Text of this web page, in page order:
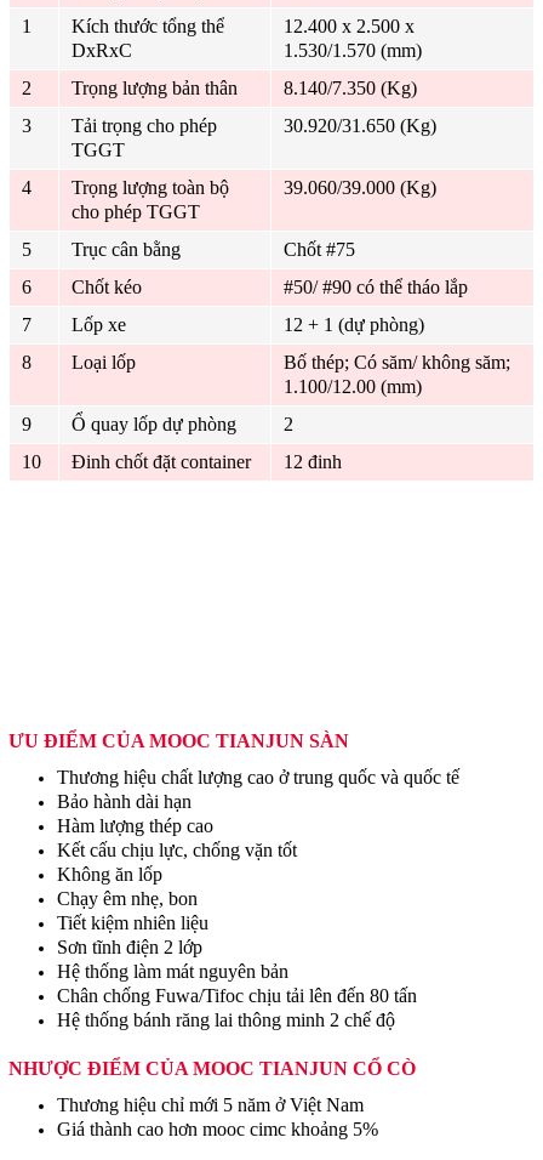
1
Kích thước tổng thể
DxRxC
12.400 x 2.500 x
1.530/1.570 (mm)
2
Trọng lượng bản thân
8.140/7.350 (Kg)
3
Tải trọng cho phép
TGGT
30.920/31.650 (Kg)
4
Trọng lượng toàn bộ
cho phép TGGT
39.060/39.000 (Kg)
5 Trục cân bằng
Chốt #75
6
Chốt kéo
#50/ #90 có thể tháo lắp
7
Lốp xe
12 + 1 (dự phòng)
8
Loại lốp
Bố thép; Có săm/ không săm;
1.100/12.00 (mm)
9
Ổ quay lốp dự phòng
2
10
Đinh chốt đặt container 12 đinh
ƯU ĐIỂM CỦA MOOC TIANJUN SÀN
Thương hiệu chất lượng cao ở trung quốc và quốc tế
Bảo hành dài hạn
Hàm lượng thép cao
Kết cấu chịu lực, chống vặn tốt
Không ăn lốp
Chạy êm nhẹ, bon
Tiết kiệm nhiên liệu
Sơn tĩnh điện 2 lớp
Hệ thống làm mát nguyên bản
Chân chống Fuwa/Tifoc chịu tải lên đến 80 tấn
Hệ thống bánh răng lai thông minh 2 chế độ
NHƯỢC ĐIỂM CỦA MOOC TIANJUN CỔ CÒ
Thương hiệu chỉ mới 5 năm ở Việt Nam
Giá thành cao hơn mooc cimc khoảng 5%